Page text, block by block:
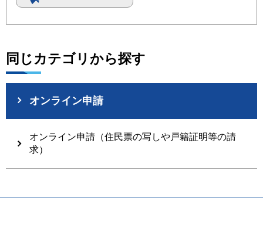
同じカテゴリから探す
オンライン申請
オンライン申請（住民票の写しや戸籍証明等の請
求）